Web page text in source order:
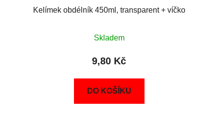
Kelímek obdélník 450ml, transparent + víčko
Skladem
9,80 Kč
DO KOŠÍKU